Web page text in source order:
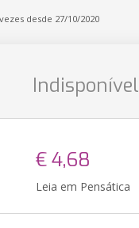
vezes desde 27/10/2020
Indisponível
€ 4,68
Leia em Pensática